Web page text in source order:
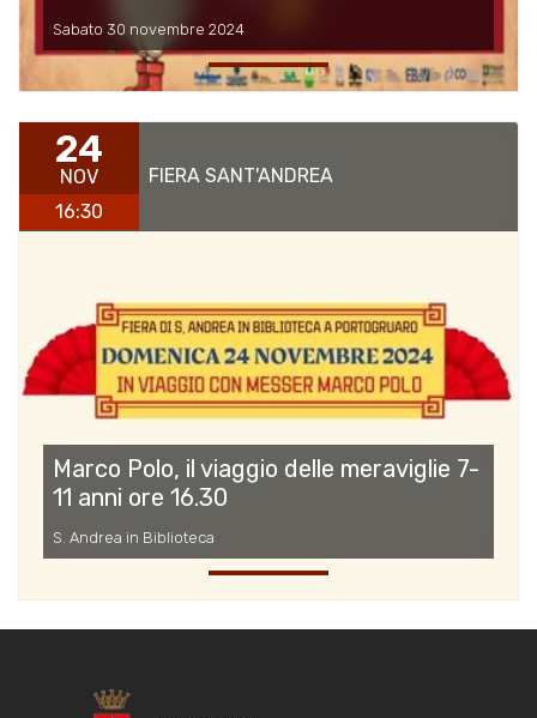
Sabato 30 novembre 2024
24
NOV
16:30
FIERA SANT'ANDREA
Marco Polo, il viaggio delle meraviglie 7-
11 anni ore 16.30
S. Andrea in Biblioteca